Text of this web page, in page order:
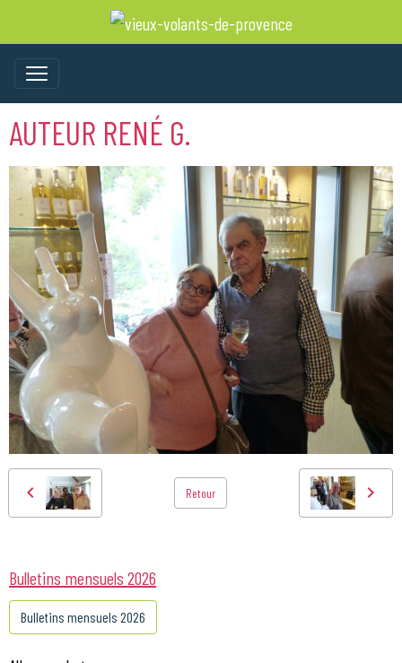
AUTEUR RENÉ G.
Retour
Bulletins mensuels 2026
Bulletins mensuels 2026